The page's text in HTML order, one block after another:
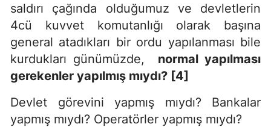
saldırı çağında olduğumuz ve devletlerin
4cü kuvvet komutanlığı olarak başına
general atadıkları bir ordu yapılanması bile
kurdukları günümüzde, normal yapılması
gerekenler yapılmış mıydı? [4]
Devlet görevini yapmış mıydı? Bankalar
yapmış mıydı? Operatörler yapmış mıydı?